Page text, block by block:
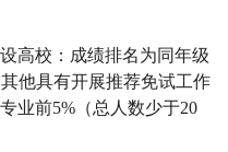
高校：成绩排名为同年级
其他具有开展推荐免试工作
业前5% （总人数少于20